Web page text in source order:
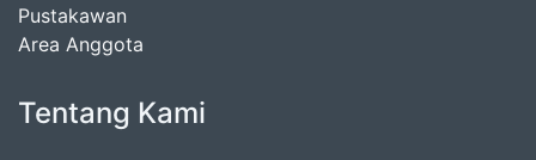
Pustakawan
Area Anggota
Tentang Kami